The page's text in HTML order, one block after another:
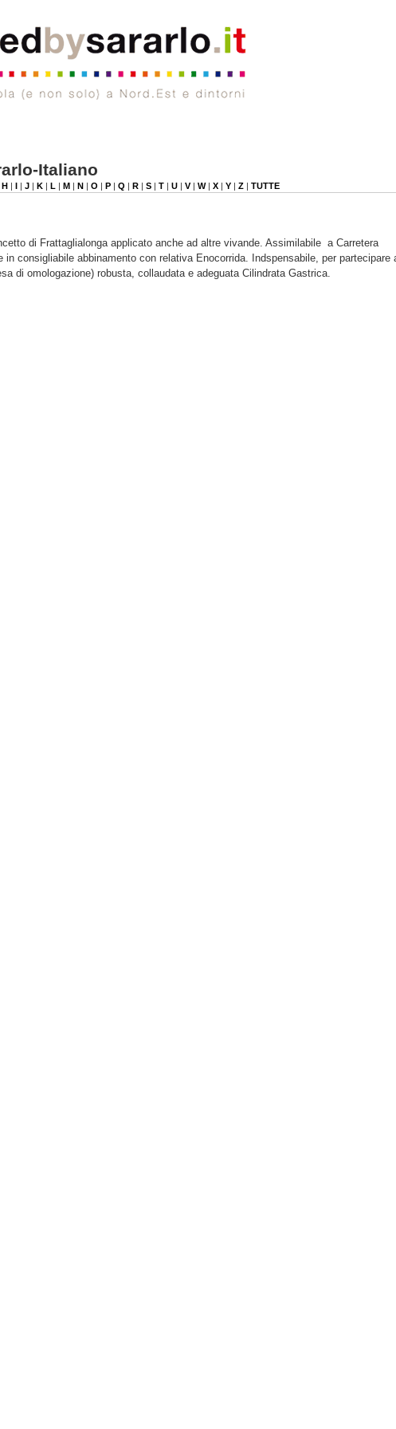
Italiano
H| I| J| K| L | M| N| O | P| Q | R| S| T| U| V| W| X| Y| Z| TUTTE
di Frattaglialonga applicato anche ad altre vivande. Assimilabile a Carretera
in consigliabile abbinamento con relativa Enocorrida. Indspensabile, per partecipare
di omologazione) robusta, collaudata e adeguata Cilindrata Gastrica.